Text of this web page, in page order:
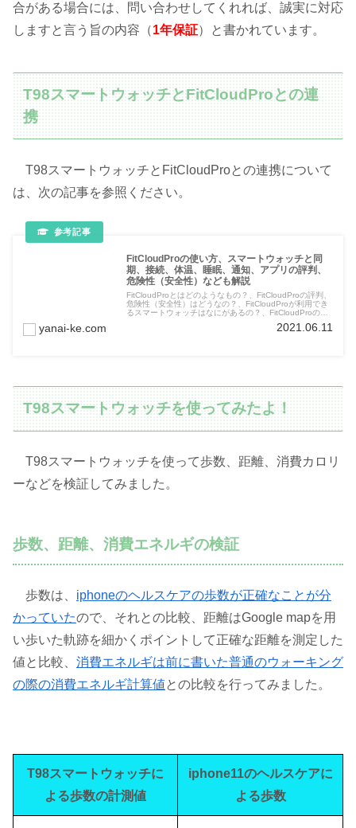
合がある場合には、問い合わせしてくれれば、誠実に対応
しますと言う旨の内容（1年保証）と書かれています。
T98スマートウォッチとFitCloudProとの連
携
T98スマートウォッチとFitCloudProとの連携について
は、次の記事を参照ください。
FitCloudProの使い方、スマートウォッチと同
期、接続、体温、睡眠、通知、アプリの評判、
危険性（安全性）なども解説
FitCloudProとはどのようなもの？、FitCloudProの評判、
危険性（安全性）はどうなの？、FitCloudProが利用でき
るスマートウォッチはなにがあるの？、FitCloudProのア
の？、FitCloudProの使い方はどうすればよいの？、接
yanai-ke.com 2021.06.11
T98スマートウォッチを使ってみたよ！
T98スマートウォッチを使って歩数、距離、消費カロリ
ーなどを検証してみました。
歩数、距離、消費エネルギの検証
歩数は、 iphoneのヘルスケアの歩数が正確なことが分
かっていたので、それとの比較、距離はGoogle mapを用
い歩いた軌跡を細かくポイントして正確な距離を測定した
値と比較、 消費エネルギは前に書いた普通のウォーキング
の際の消費エネルギ計算値との比較を行ってみました。
T98スマートウォッチに
よる歩数の計測値
iphone11のヘルスケアに
よる歩数